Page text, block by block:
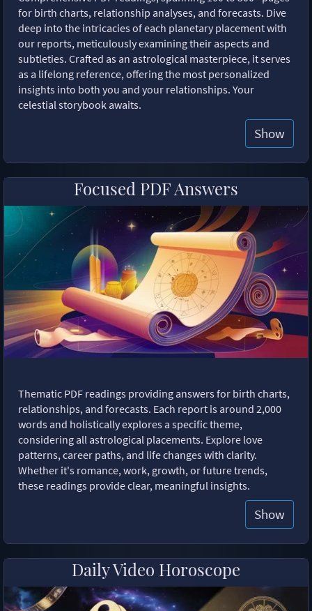
for birth charts, relationship analyses, and forecasts. Dive
deep into the intricacies of each planetary placement with
our reports, meticulously examining their aspects and
subtleties. Crafted as an astrological masterpiece, it serves
as a lifelong reference, offering the most personalized
insights into both you and your relationships. Your
celestial storybook awaits.
Show
Focused PDF Answers
Thematic PDF readings providing answers for birth charts,
relationships, and forecasts. Each report is around 2,000
words and holistically explores a specific theme,
considering all astrological placements. Explore love
patterns, career paths, and life changes with clarity.
Whether it's romance, work, growth, or future trends,
these readings provide clear, meaningful insights.
Show
Daily Video Horoscope